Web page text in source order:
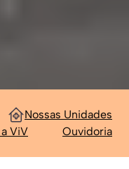
Nossas Unidades
ViV Ouvidoria